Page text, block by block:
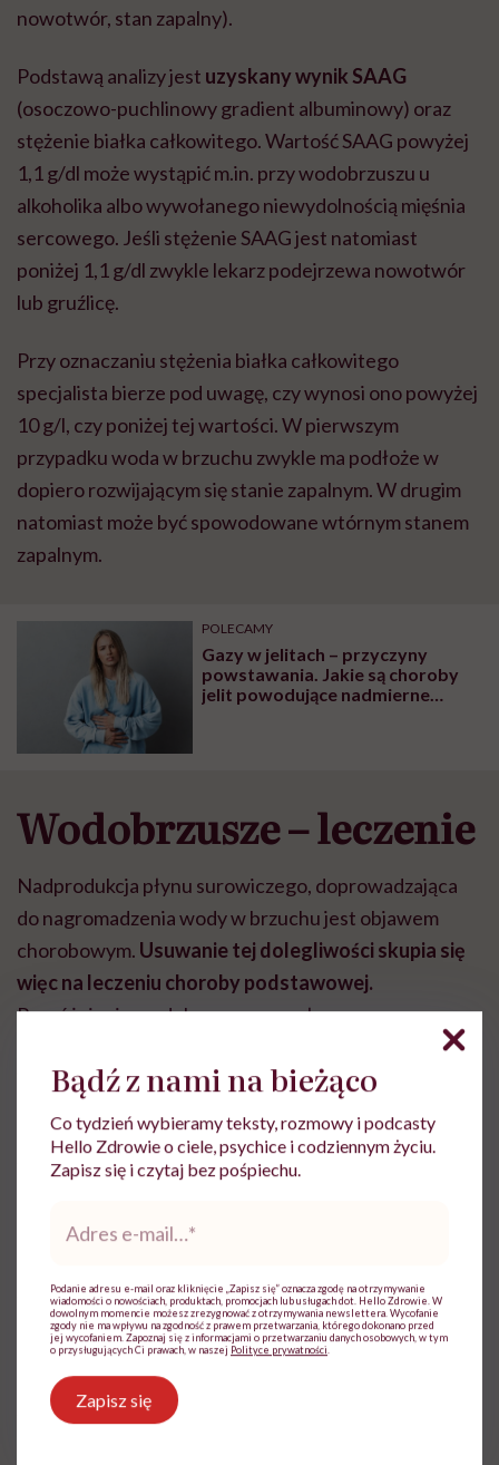
nowotwór, stan zapalny).
Podstawą analizy jest uzyskany wynik SAAG
(osoczowo-puchlinowy gradient albuminowy) oraz
stężenie białka całkowitego. Wartość SAAG powyżej
1,1 g/dl może wystąpić m.in. przy wodobrzuszu u
alkoholika albo wywołanego niewydolnością mięśnia
sercowego. Jeśli stężenie SAAG jest natomiast
poniżej 1,1 g/dl zwykle lekarz podejrzewa nowotwór
lub gruźlicę.
Przy oznaczaniu stężenia białka całkowitego
specjalista bierze pod uwagę, czy wynosi ono powyżej
10 g/l, czy poniżej tej wartości. W pierwszym
przypadku woda w brzuchu zwykle ma podłoże w
dopiero rozwijającym się stanie zapalnym. W drugim
natomiast może być spowodowane wtórnym stanem
zapalnym.
POLECAMY
Gazy w jelitach – przyczyny
powstawania. Jakie są choroby
jelit powodujące nadmierne
Wodobrzusze – leczenie
Nadprodukcja płynu surowiczego, doprowadzająca
do nagromadzenia wody w brzuchu jest objawem
chorobowym. Usuwanie tej dolegliwości skupia się
więc na leczeniu choroby podstawowej.
Rozróżnienie wodobrzusza wywołanego
nadciśnieniem wrotnym od tego wywołanego przez
inne czynniki jest istotne dla wyboru właściwych
metod terapeutycznych.
W pierwszym przypadkustosuje się diuretyki
podaży soli w diecie do 4,6–6,9 g na dobę.
wówczasprzeprowadza się paracentezę
terapeutyczną, mającą na celu upuszczenie
nadmiernej ilości płynu surowiczego.
W przypadku wodobrzusza II stopnia
Bądź z nami na bieżąco
Co tydzień wybieramy teksty, rozmowy i podcasty
Hello Zdrowie o ciele, psychice i codziennym życiu.
Zapisz się i czytaj bez pośpiechu.
*
Podanie adresu e-mail oraz kliknięcie „Zapisz się” oznacza zgodę na otrzymywanie
wiadomości o nowościach, produktach, promocjach lub usługach dot. Hello Zdrowie. W
dowolnym momencie możesz zrezygnować z otrzymywania newslettera. Wycofanie
zgody nie ma wpływu na zgodność z prawem przetwarzania, którego dokonano przed
jej wycofaniem. Zapoznaj się z informacjami o przetwarzaniu danych osobowych, w tym
o przysługujących Ci prawach, w naszej Polityce prywatności
Zapisz się